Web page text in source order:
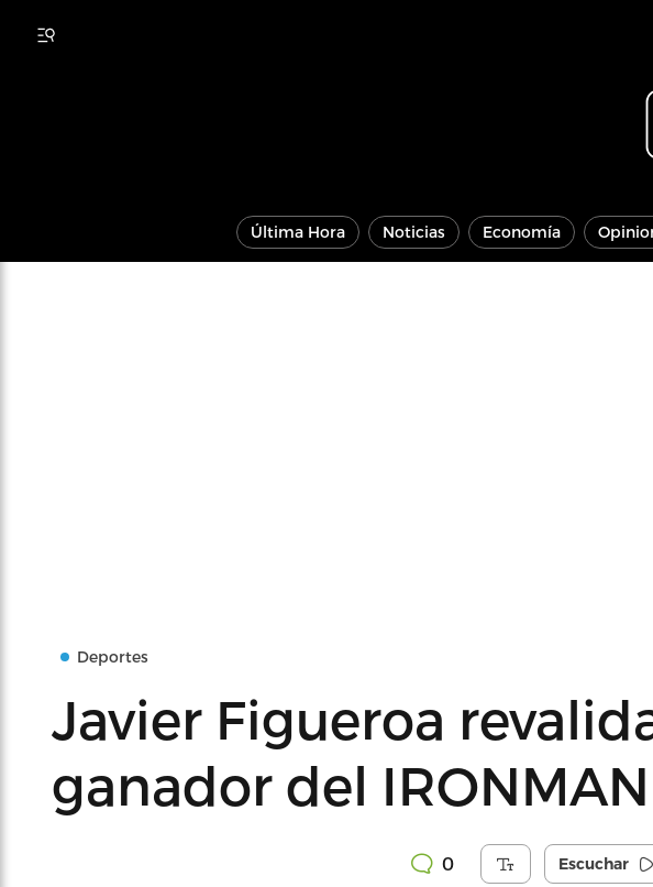
Última Hora Noticias Economía
Deportes
Javier Figueroa
ganador del
0 Escuchar